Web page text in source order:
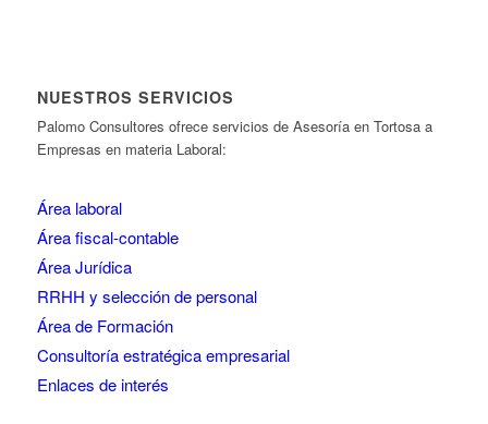
NUESTROS SERVICIOS
Palomo Consultores ofrece servicios de Asesoría en Tortosa a
Empresas en materia Laboral:
Área laboral
Área fiscal-contable
Área Jurídica
RRHH y selección de personal
Área de Formación
Consultoría estratégica empresarial
Enlaces de interés